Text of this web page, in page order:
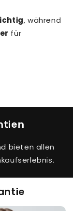
, während
für
bieten allen